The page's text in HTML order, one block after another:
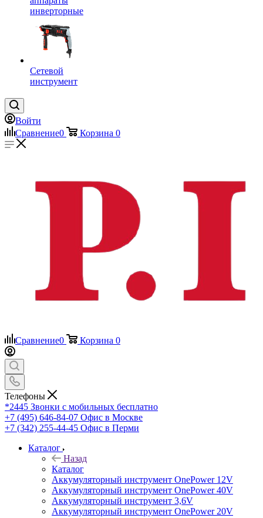
инверторные
Сетевой
инструмент
Войти
Сравнение0 Корзина 0
Сравнение0 Корзина 0
Телефоны
*2445 Звонки с мобильных бесплатно
+7 (495) 646-84-07 Офис в Москве
+7 (342) 255-44-45 Офис в Перми
Каталог
Назад
Каталог
Аккумуляторный инструмент OnePower 12V
Аккумуляторный инструмент OnePower 40V
Аккумуляторный инструмент 3,6V
Аккумуляторный инструмент OnePower 20V